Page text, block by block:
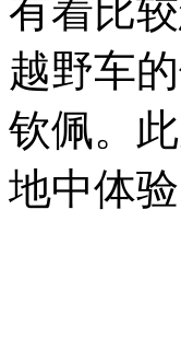
有着比
越野车
钦佩。
地中体